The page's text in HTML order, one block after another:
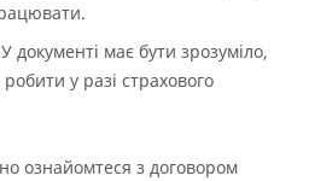
документі має бути зрозуміло,
у разі страхового
ознайомтеся з договором